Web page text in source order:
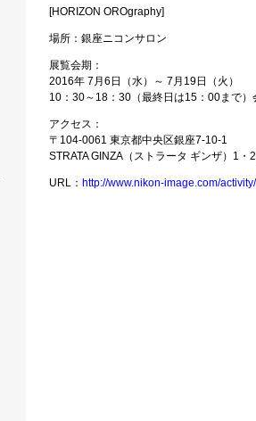
[HORIZON OROgraphy]
場所：銀座ニコンサロン
展覧会期：
2016年 7月6日（水）～ 7月19日（火）
10：30～18：30（最終日は15：00まで）
アクセス：
〒104-0061 東京都中央区銀座7-10-1
STRATA GINZA（ストラータ ギンザ）1・
URL： http://www.nikon-image.com/